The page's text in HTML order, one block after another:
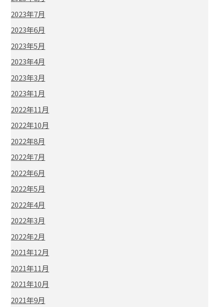
2023年7月
2023年6月
2023年5月
2023年4月
2023年3月
2023年1月
2022年11月
2022年10月
2022年8月
2022年7月
2022年6月
2022年5月
2022年4月
2022年3月
2022年2月
2021年12月
2021年11月
2021年10月
2021年9月